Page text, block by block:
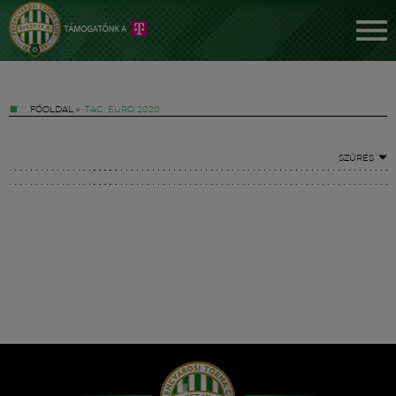
FŐOLDAL » TAG: EURO 2020
SZŰRÉS
Hírek